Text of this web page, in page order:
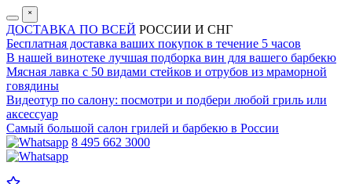
˟
ДОСТАВКА ПО ВСЕЙ РОССИИ И СНГ
Бесплатная доставка ваших покупок в течение 5 часов
В нашей винотеке лучшая подборка вин для вашего барбекю
Мясная лавка с 50 видами стейков и отрубов из мраморной
говядины
Видеотур по салону: посмотри и подбери любой гриль или
аксессуар
Самый большой салон грилей и барбекю в России
8 495 662 3000